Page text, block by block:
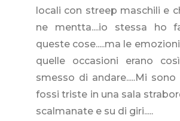
locali con streep maschili e
ne mentta....io stessa ho
queste cose.....ma le
quelle occasioni erano
smesso di andare.....Mi
fossi triste in una sala
scalmanate e su di giri.....